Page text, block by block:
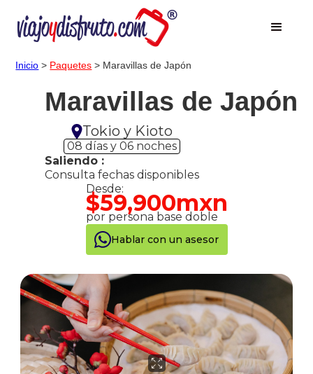
Inicio > Paquetes > Maravillas de Japón
Maravillas de Japón
Tokio y Kioto
08 días y 06 noches
Saliendo :
Consulta fechas disponibles
Desde:
$59,900mxn
por persona base doble
Hablar con un asesor